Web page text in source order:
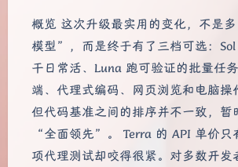
概览 这次升级最实用的变化，不是
模型”，而是终于有了三档可选：
干日常活、Luna 跑可验证的批量任
端、代理式编码、网页浏览和电脑操
但代码基准之间的排序并不一致，暂
“全面领先”。 Terra 的 API 单价只
项代理测试却咬得很紧。对多数开